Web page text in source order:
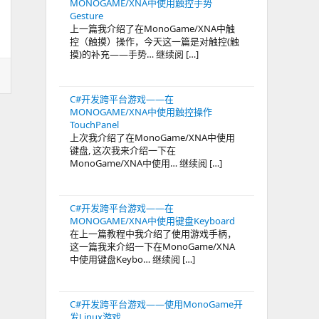
MONOGAME/XNA中使用触控手势
Gesture
上一篇我介绍了在MonoGame/XNA中触
控（触摸）操作，今天这一篇是对触控(触
摸)的补充——手势… 继续阅 […]
C#开发跨平台游戏——在
MONOGAME/XNA中使用触控操作
TouchPanel
上次我介绍了在MonoGame/XNA中使用
键盘, 这次我来介绍一下在
MonoGame/XNA中使用… 继续阅 […]
C#开发跨平台游戏——在
MONOGAME/XNA中使用键盘Keyboard
在上一篇教程中我介绍了使用游戏手柄，
这一篇我来介绍一下在MonoGame/XNA
中使用键盘Keybo… 继续阅 […]
C#开发跨平台游戏——使用MonoGame开